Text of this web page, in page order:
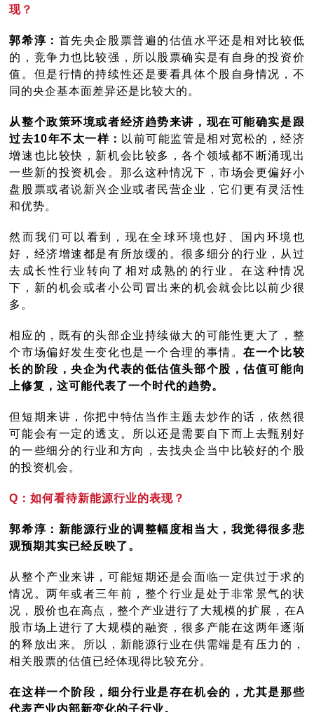
现？
郭希淳： 首先央企股票普遍的估值水平还是相对比较低
的，竞争力也比较强，所以股票确实是有自身的投资价
值。但是行情的持续性还是要看具体个股自身情况，不
同的央企基本面差异还是比较大的。
从整个政策环境或者经济趋势来讲，现在可能确实是跟
过去10年不太一样： 以前可能监管是相对宽松的，经济
增速也比较快，新机会比较多，各个领域都不断涌现出
一些新的投资机会。那么这种情况下，市场会更偏好小
盘股票或者说新兴企业或者民营企业，它们更有灵活性
和优势。
然而我们可以看到，现在全球环境也好、国内环境也
好，经济增速都是有所放缓的。很多细分的行业，从过
去成长性行业转向了相对成熟的的行业。在这种情况
下，新的机会或者小公司冒出来的机会就会比以前少很
多。
相应的，既有的头部企业持续做大的可能性更大了，整
个市场偏好发生变化也是一个合理的事情。在一个比较
长的阶段，央企为代表的低估值头部个股，估值可能向
上修复，这可能代表了一个时代的趋势。
但短期来讲，你把中特估当作主题去炒作的话，依然很
可能会有一定的透支。所以还是需要自下而上去甄别好
的一些细分的行业和方向，去找央企当中比较好的个股
的投资机会。
Q：如何看待新能源行业的表现？
郭希淳：新能源行业的调整幅度相当大，我觉得很多悲
观预期其实已经反映了。
从整个产业来讲，可能短期还是会面临一定供过于求的
情况。两年或者三年前，整个行业是处于非常景气的状
况，股价也在高点，整个产业进行了大规模的扩展，在A
股市场上进行了大规模的融资，很多产能在这两年逐渐
的释放出来。所以，新能源行业在供需端是有压力的，
相关股票的估值已经体现得比较充分。
在这样一个阶段，细分行业是存在机会的，尤其是那些
代表产业内部新变化的子行业。